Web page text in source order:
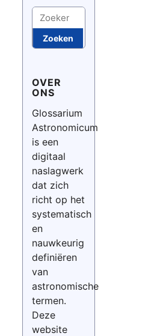
Zoeken
Zoeken
OVER
ONS
Glossarium
Astronomicum
is een
digitaal
naslagwerk
dat zich
richt op het
systematisch
en
nauwkeurig
definiëren
van
astronomische
termen.
Deze
website